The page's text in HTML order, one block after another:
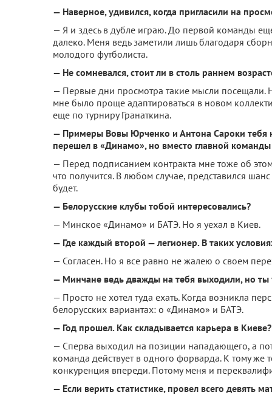
— Наверное, удивился, когда пригласили на
— Я и здесь в дубле играю. До первой команды
далеко. Меня ведь заметили лишь благодаря
молодого футболиста.
— Не сомневался, стоит ли в столь раннем
— Первые дни просмотра такие мысли посещали.
мне было проще адаптироваться в новом
еще по турниру Гранаткина.
— Примеры Вовы Юрченко и Антона Сароки тебя
перешел в «Динамо», но вместо главной
— Перед подписанием контракта мне тоже об
что получится. В любом случае, представился
будет.
— Белорусские клубы тобой интересовались?
— Минское «Динамо» и БАТЭ. Но я уехал в Киев.
— Где каждый второй — легионер. В таких
— Согласен. Но я все равно не жалею о своем
— Минчане ведь дважды на тебя выходили, но ты
— Просто не хотел туда ехать. Когда возникла
белорусских вариантах: о «Динамо» и БАТЭ.
— Год прошел. Как складывается карьера в Киеве?
— Сперва выходил на позиции нападающего, а
команда действует в одного форварда. К тому же
конкуренция впереди. Потому меня и
— Если верить статистике, провел всего девять